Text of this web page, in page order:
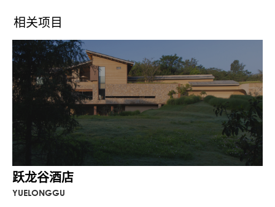
相关项目
跃龙谷酒店
YUELONGGU